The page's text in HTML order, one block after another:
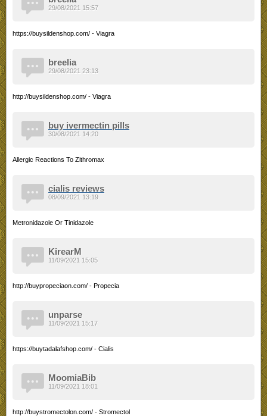
https://buysildenshop.com/ - Viagra
29/08/2021 15:57
breelia
http://buysildenshop.com/ - Viagra
29/08/2021 23:13
buy ivermectin pills
Allergic Reactions To Zithromax
30/08/2021 14:20
cialis reviews
Metronidazole Or Tinidazole
08/09/2021 13:19
KirearM
http://buypropeciaon.com/ - Propecia
11/09/2021 15:05
unparse
https://buytadalafshop.com/ - Cialis
11/09/2021 15:17
MoomiaBib
http://buystromectolon.com/ - Stromectol
11/09/2021 18:01